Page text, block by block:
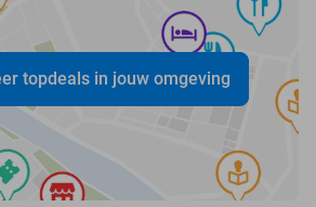
topdeals in jouw omgeving